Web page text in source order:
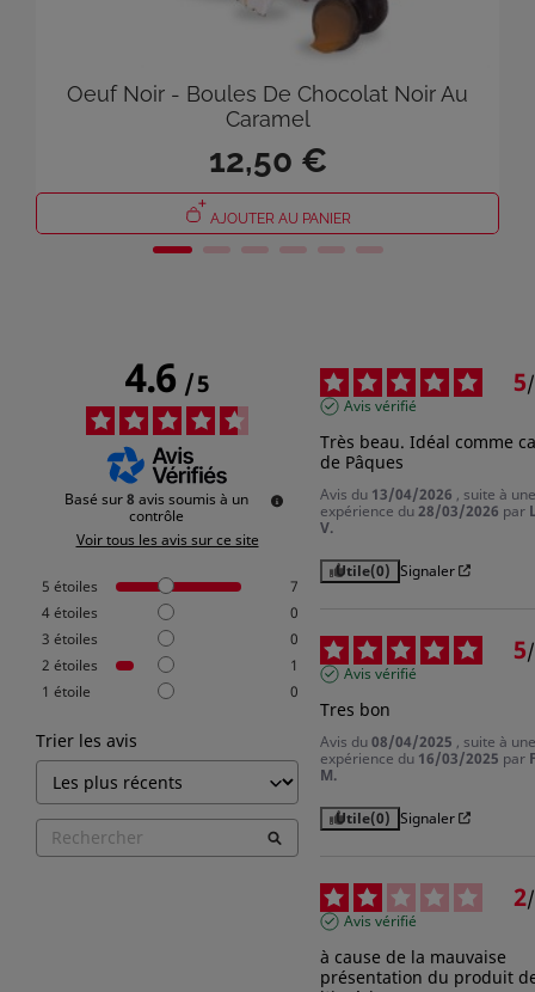
Oeuf Noir - Boules De Chocolat Noir Au
Caramel
12,50 €
AJOUTER AU PANIER
4.6/5
Basé sur8 avis soumis à un
contrôle
Voir tous les avis sur ce site
5 étoiles
7
4étoiles
0
3 étoiles
0
2 étoiles
1
1 étoile 0
Trier les avis
5/
Avis vérifié
Très beau. Idéal comme
de Pâques
Avis du 13/04/2026 , suite à une
expérience du28/03/2026 par
V.
Utile(0) Signaler
5/
Avis vérifié
Tres bon
Avis du08/04/2025 , suite à une
expérience du 16/03/2025 par
M.
Utile(0) Signaler
2/
Avis vérifié
à cause de la mauvaise
présentation du produit
Connexion
Vous devez être connecté pour enregistrer des produits dans